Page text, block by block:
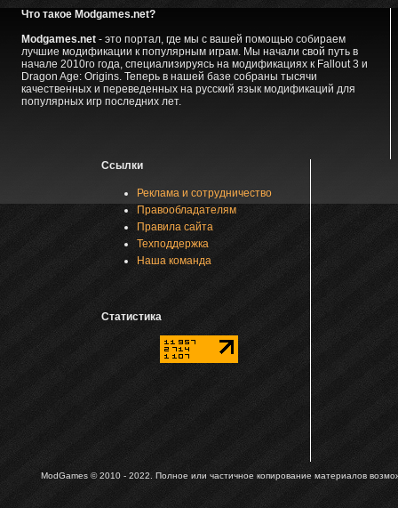
Что такое Modgames.net?
Modgames.net- это портал, где мы с вашей помощью собираем
лучшие модификации к популярным играм. Мы начали свой путь в
начале 2010го года, специализируясь на модификациях к Fallout 3 и
Dragon Age: Origins. Теперь в нашей базе собраны тысячи
качественных и переведенных на русский язык модификаций для
популярных игр последних лет.
Ссылки
Реклама и сотрудничество
Правообладателям
Правила сайта
Техподдержка
Наша команда
Статистика
ModGames © 2010 - 2022. Полное или частичное копирование материалов